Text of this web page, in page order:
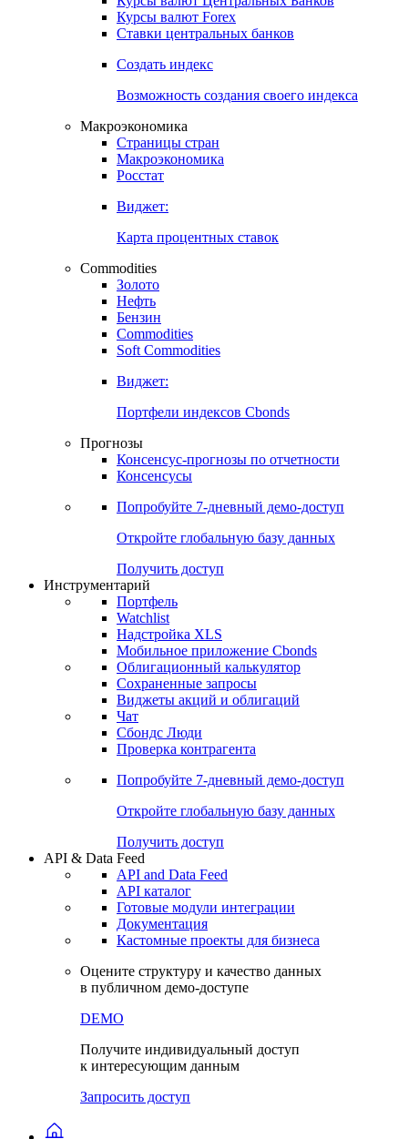
Индикаторы рынка
Поиск индексов
Курсы валют Центральных Банков
Ставки центральных банков
Создать индекс
Возможность создания своего индекса
Страницы стран
Росстат
Виджет:
Карта процентных ставок
Commodities
Золото
Бензин
Soft Commodities
Виджет:
Портфели индексов Cbonds
Прогнозы
Консенсусы
Попробуйте7-дневный
Откройте глобальную базу данных
Получить доступ
Инструментарий
Портфель
Watchlist
Надстройка XLS
Мобильное приложение Cbonds
Облигационный калькулятор
Сохраненные запросы
Чат
Проверка контрагента
Попробуйте7-дневный
Откройте глобальную базу данных
Получить доступ
API & Data Feed
API and Data Feed
Готовые модули интеграции
Документация
в публичном демо-доступе